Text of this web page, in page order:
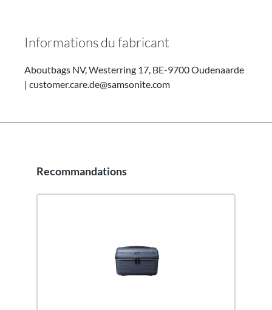
Informations du fabricant
Aboutbags NV, Westerring 17, BE-9700 Oudenaarde
| customer.care.de@samsonite.com
Ignorer la galerie de produits
Recommandations